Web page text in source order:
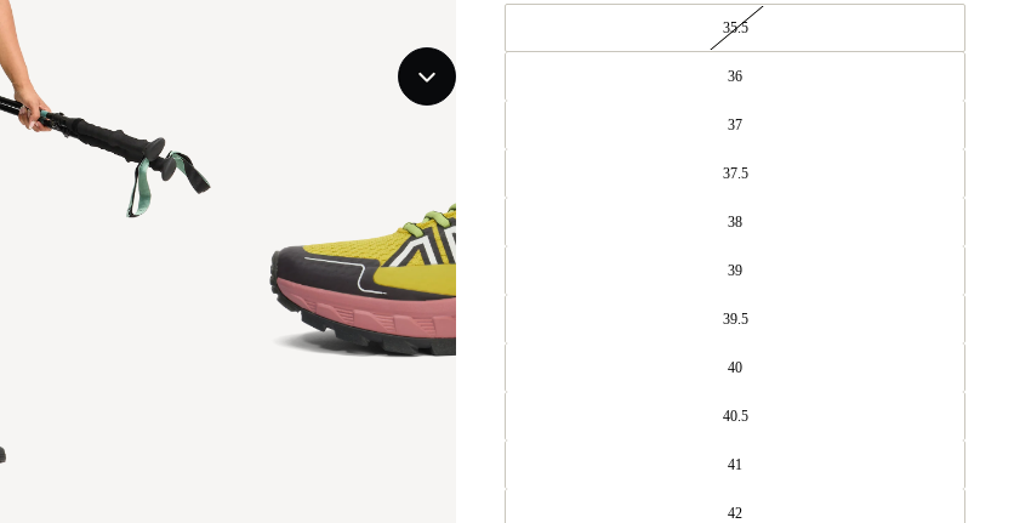
35.5
36
37
37.5
38
39
39.5
40
40.5
41
42